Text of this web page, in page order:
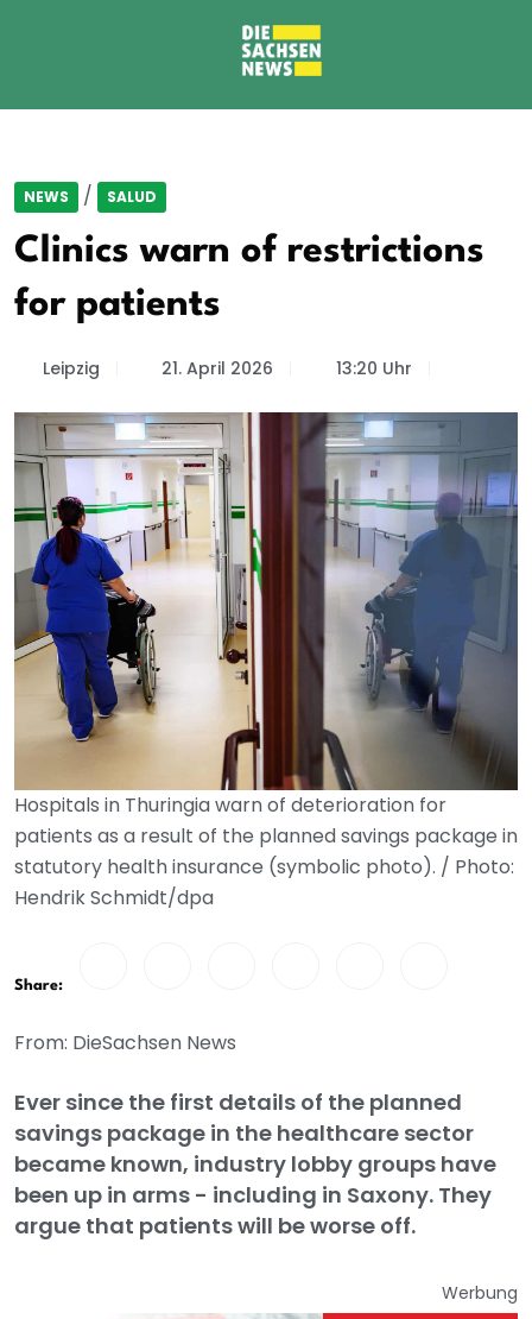
NEWS / SALUD
Clinics warn of restrictions
for patients
Leipzig 21. April 2026 13:20 Uhr
Hospitals in Thuringia warn of deterioration for
patients as a result of the planned savings package in
statutory health insurance (symbolic photo). / Photo:
Hendrik Schmidt/dpa
Share:
From: DieSachsen News
Ever since the first details of the planned
savings package in the healthcare sector
became known, industry lobby groups have
been up in arms - including in Saxony. They
argue that patients will be worse off.
Werbung